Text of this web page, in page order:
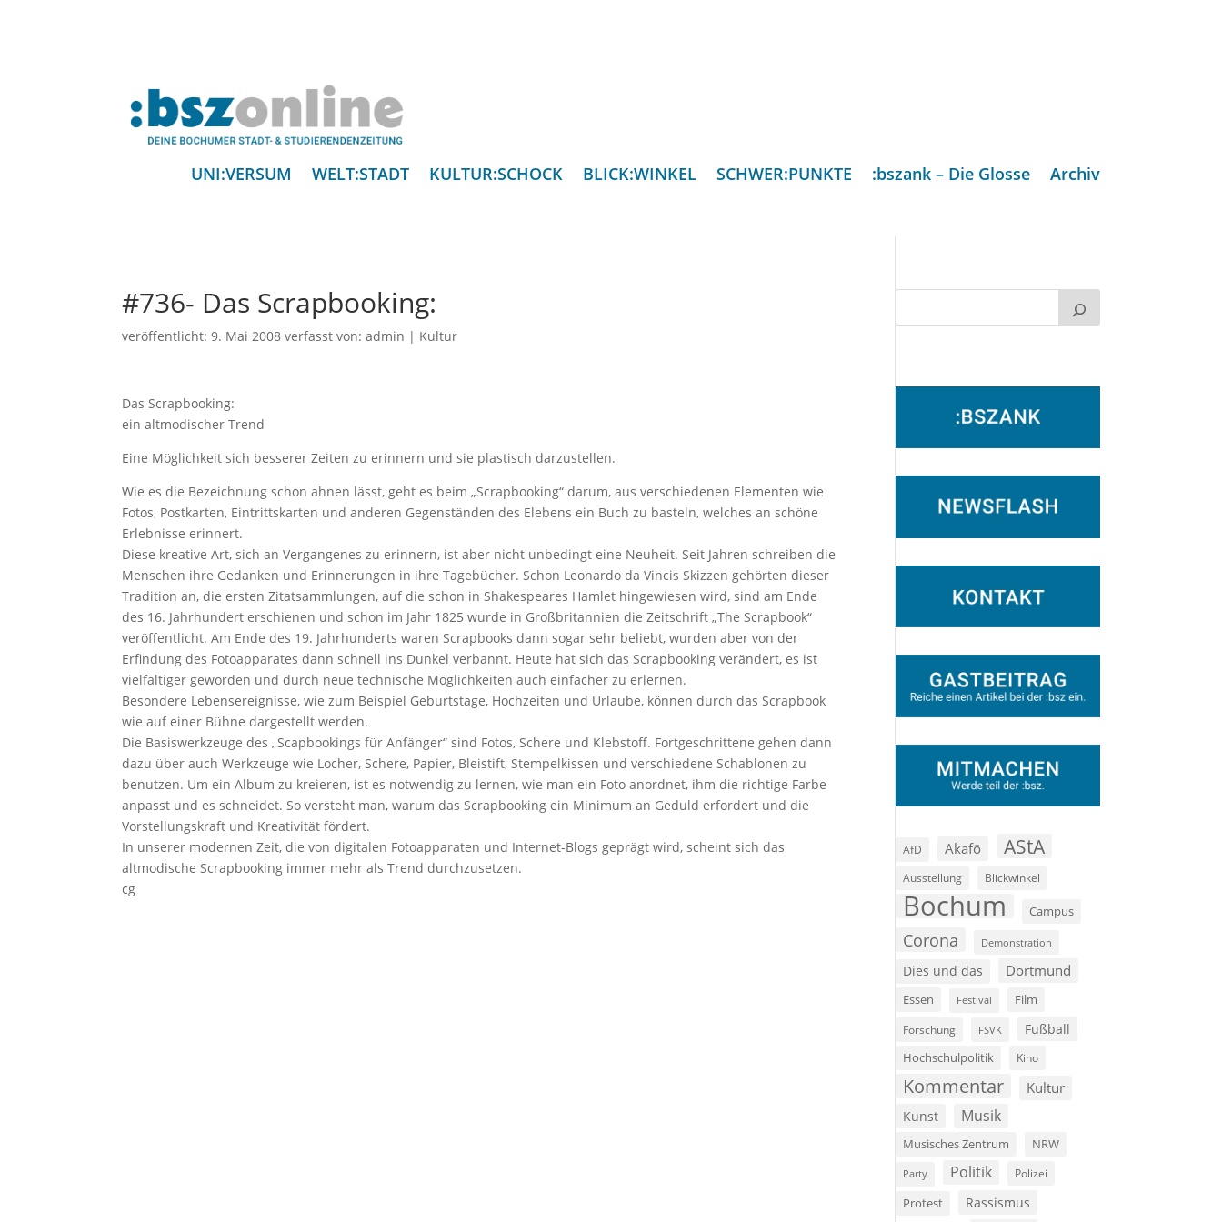
UNI:VERSUM WELT:STADT KULTUR:SCHOCK BLICK:WINKEL SCHWER:PUNKTE :bszank – Die Glosse Archiv
#736- Das Scrapbooking:
veröffentlicht:9. Mai 2008 verfasst von:admin | Kultur
Das Scrapbooking:
ein altmodischer Trend
Eine Möglichkeit sich besserer Zeiten zu erinnern und sie plastisch darzustellen.
Wie es die Bezeichnung schon ahnen lässt, geht es beim „Scrapbooking“ darum, aus verschiedenen Elementen wie
Fotos, Postkarten, Eintrittskarten und anderen Gegenständen des Elebens ein Buch zu basteln, welches an schöne
Erlebnisse erinnert.
Diese kreative Art, sich an Vergangenes zu erinnern, ist aber nicht unbedingt eine Neuheit. Seit Jahren schreiben die
Menschen ihre Gedanken und Erinnerungen in ihre Tagebücher. Schon Leonardo da Vincis Skizzen gehörten dieser
Tradition an, die ersten Zitatsammlungen, auf die schon in Shakespeares Hamlet hingewiesen wird, sind am Ende
des 16. Jahrhundert erschienen und schon im Jahr 1825 wurde in Großbritannien die Zeitschrift „The Scrapbook“
veröffentlicht. Am Ende des 19. Jahrhunderts waren Scrapbooks dann sogar sehr beliebt, wurden aber von der
Erfindung des Fotoapparates dann schnell ins Dunkel verbannt. Heute hat sich das Scrapbooking verändert, es ist
vielfältiger geworden und durch neue technische Möglichkeiten auch einfacher zu erlernen.
Besondere Lebensereignisse, wie zum Beispiel Geburtstage, Hochzeiten und Urlaube, können durch das Scrapbook
wie auf einer Bühne dargestellt werden.
Die Basiswerkzeuge des „Scapbookings für Anfänger“ sind Fotos, Schere und Klebstoff. Fortgeschrittene gehen dann
dazu über auch Werkzeuge wie Locher, Schere, Papier, Bleistift, Stempelkissen und verschiedene Schablonen zu
benutzen. Um ein Album zu kreieren, ist es notwendig zu lernen, wie man ein Foto anordnet, ihm die richtige Farbe
anpasst und es schneidet. So versteht man, warum das Scrapbooking ein Minimum an Geduld erfordert und die
Vorstellungskraft und Kreativität fördert.
In unserer modernen Zeit, die von digitalen Fotoapparaten und Internet-Blogs geprägt wird, scheint sich das
altmodische Scrapbooking immer mehr als Trend durchzusetzen.
cg
AfD Akafö AStA
Ausstellung Blickwinkel
Bochum Campus
Corona Demonstration
Diës und das Dortmund
Essen Festival Film
Forschung FSVK Fußball
Hochschulpolitik Kino
Kommentar Kultur
Kunst Musik
Musisches Zentrum NRW
Party Politik Polizei
Protest Rassismus